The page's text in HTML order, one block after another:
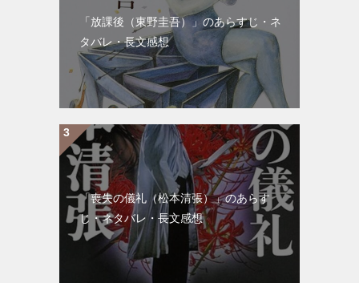
「放課後（東野圭吾）」のあらすじ・ネ
タバレ・長文感想
「喪失の儀礼（松本清張）」のあらす
じ・ネタバレ・長文感想